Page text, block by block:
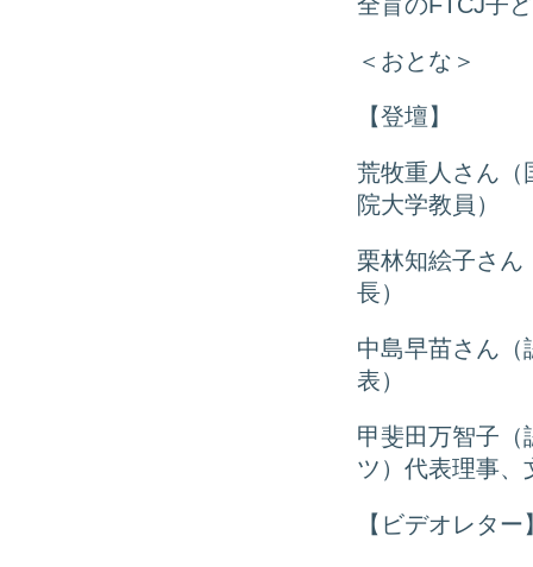
＜おとな＞
【登壇】
荒牧重人さん（
院大学教員）
栗林知絵子さん
長）
中島早苗さん（
表）
甲斐田万智子（
ツ）代表理事、
【ビデオレター